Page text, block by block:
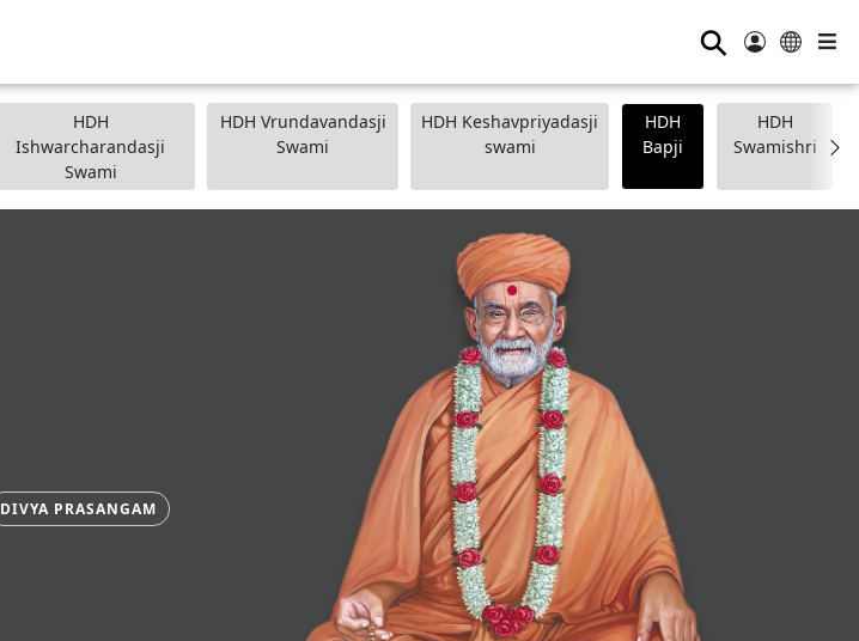
⚲
HDH
Ishwarcharandasji
Swami
HDH Vrundavandasji
Swami
HDH Keshavpriyadasji
swami
HDH
Bapji
HDH
Swamishri
DIVYA PRASANGAM